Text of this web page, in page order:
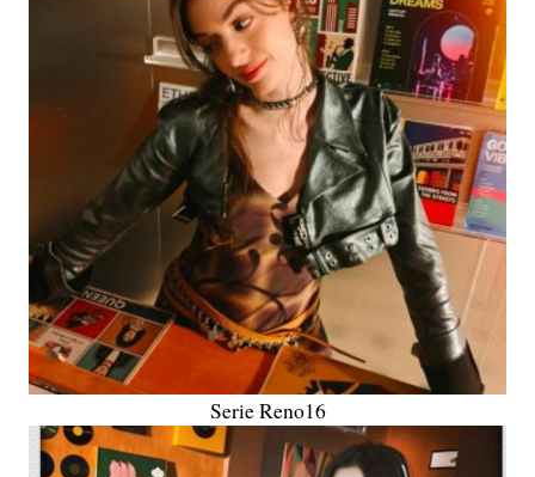
Serie Reno16